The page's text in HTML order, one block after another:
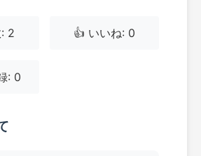
2 👍 いいね: 0
: 0